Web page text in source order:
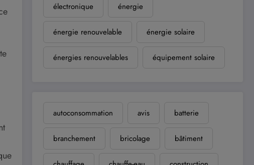
électronique énergie
énergie renouvelable énergie solaire
énergies renouvelables équipement solaire
autoconsommation avis batterie
branchement bricolage bâtiment